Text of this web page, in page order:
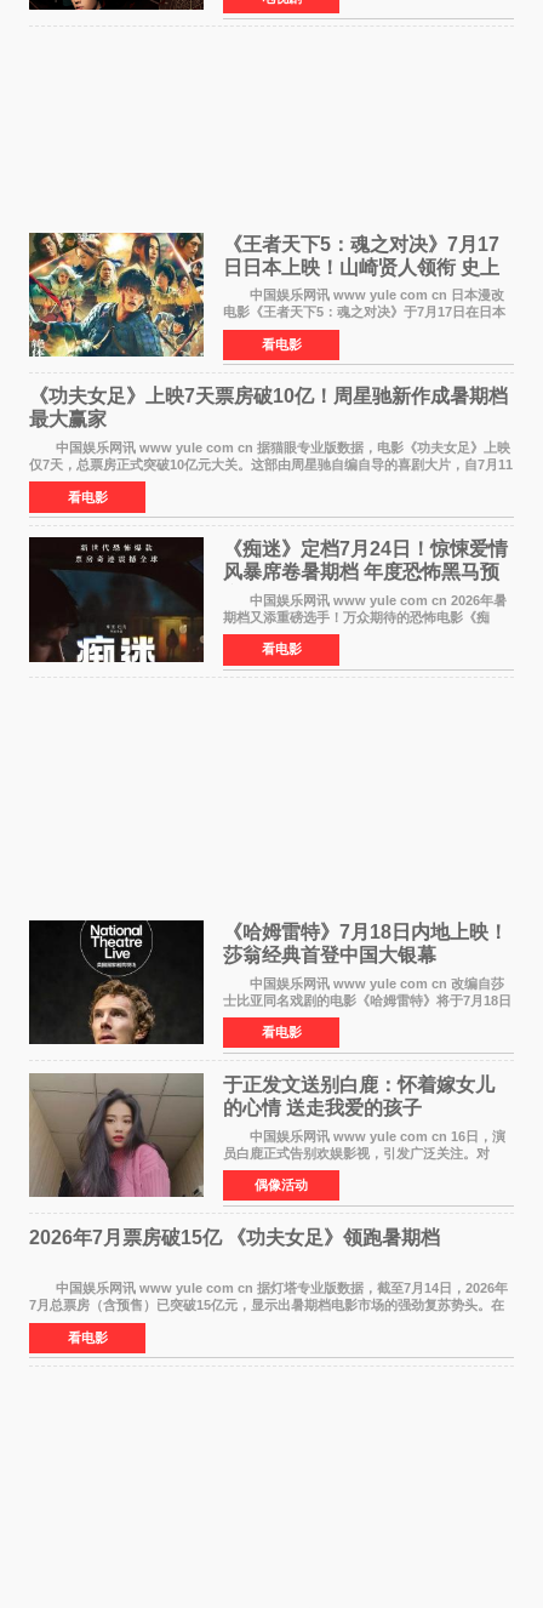
口碑，此次上
《王者天下5：魂之对决》7月17
日日本上映！山崎贤人领衔 史上
最大“函谷关防卫战”
中国娱乐网讯 www yule com cn 日本漫改
电影《王者天下5：魂之对决》于7月17日在日本
全国上映。这部由佐藤信介执导、山崎贤人主演
的历史动作片，改编自原泰久同名人气漫画，继
续讲述信和漂
看电影
《功夫女足》上映7天票房破10亿！周星驰新作成暑期档
最大赢家
中国娱乐网讯 www yule com cn 据猫眼专业版数据，电影《功夫女足》上映
仅7天，总票房正式突破10亿元大关。这部由周星驰自编自导的喜剧大片，自7月11
日公映以来便展现出惊人的市场统治力。
看电影
《痴迷》定档7月24日！惊悚爱情
风暴席卷暑期档 年度恐怖黑马预
中国娱乐网讯 www yule com cn 2026年暑
期档又添重磅选手！万众期待的恐怖电影《痴
迷》今日正式官宣定档，将于7月24日登陆内地各
大院线。这部被业内专家誉为新世代爆款恐怖电
影的作品，将为
看电影
《哈姆雷特》7月18日内地上映！
莎翁经典首登中国大银幕
中国娱乐网讯 www yule com cn 改编自莎
士比亚同名戏剧的电影《哈姆雷特》将于7月18日
在中国内地上映。这部跨越四百年的文学经典被
搬上大银幕，为观众带来一场视觉与听觉的双重
盛宴。 《
看电影
于正发文送别白鹿：怀着嫁女儿
的心情 送走我爱的孩子
中国娱乐网讯 www yule com cn 16日，演
员白鹿正式告别欢娱影视，引发广泛关注。对
此，欢娱影视创始人于正在社交平台发文回应，
字里行间流露不舍与祝福。 于正透露，以前
每次有演员到期不
偶像活动
2026年7月票房破15亿 《功夫女足》领跑暑期档
中国娱乐网讯 www yule com cn 据灯塔专业版数据，截至7月14日，2026年
7月总票房（含预售）已突破15亿元，显示出暑期档电影市场的强劲复苏势头。在
众多上映影片中，《功夫女足》《小黄人与大
看电影